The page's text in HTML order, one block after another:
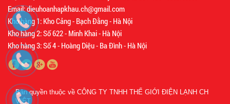
Email: dieuhoanhapkhau.ch@gmail.com
Kho hàng 1: Kho Cảng - Bạch Đằng - Hà Nội
Kho hàng 2: Số 622 - Minh Khai - Hà Nội
Kho hàng 3: Số 4 - Hoàng Diệu - Ba Đình - Hà Nội
Bản quyền thuộc về CÔNG TY TNHH THẾ GIỚI ĐIỆN LẠNH CH
VIỆT